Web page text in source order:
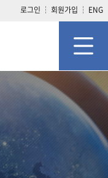
로그인 회원가입 ENG